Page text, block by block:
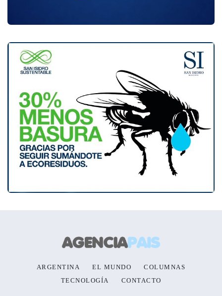
ARGENTINA EL MUNDO
COLUMNAS
TECNOLOGÍA
CONTACTO